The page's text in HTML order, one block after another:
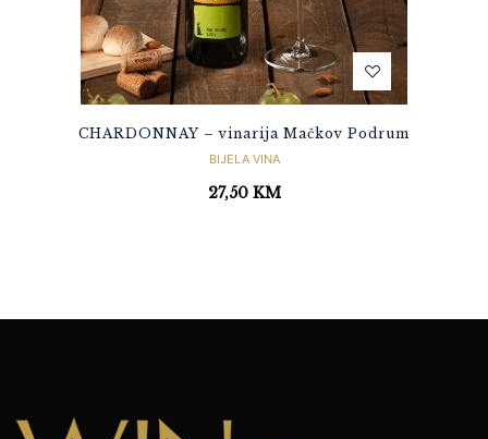
CHARDONNAY – vinarija Mačkov Podrum
BIJELA VINA
27,50 KM